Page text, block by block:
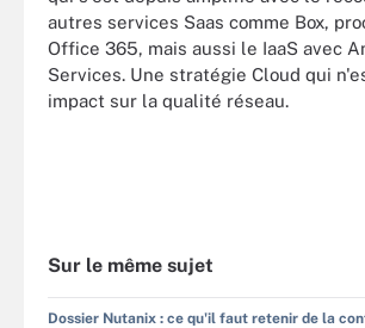
autres services Saas comme Box,
Office 365, mais aussi le IaaS avec
Services. Une stratégie Cloud qui
impact sur la qualité réseau.
Sur le même sujet
Dossier Nutanix : ce qu'il faut retenir de la